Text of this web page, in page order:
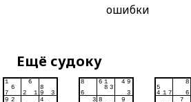
ошибки
Ещё судоку